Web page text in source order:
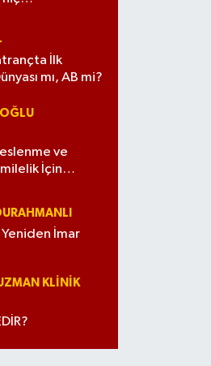
İlk
mı, AB mi?
ve
İçin
İmar
KLINIK